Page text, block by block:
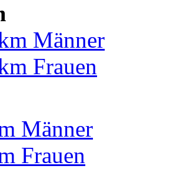
Männer
Frauen
Männer
Frauen